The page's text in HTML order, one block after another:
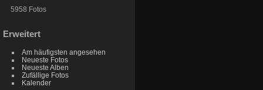
5958 Fotos
Erweitert
Am häufigsten angesehen
Neueste Fotos
Neueste Alben
Zufällige Fotos
Kalender